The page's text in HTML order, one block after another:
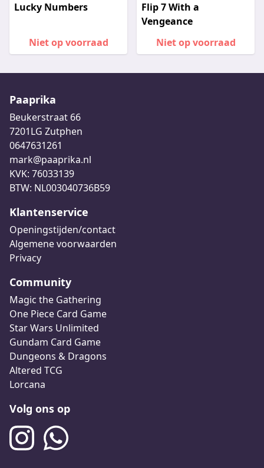
Lucky Numbers
Niet op voorraad
Flip 7 With a
Vengeance
Niet op voorraad
Paaprika
Beukerstraat 66
7201LG Zutphen
0647631261
mark@paaprika.nl
KVK: 76033139
BTW: NL003040736B59
Klantenservice
Openingstijden/contact
Algemene voorwaarden
Privacy
Community
Magic the Gathering
One Piece Card Game
Star Wars Unlimited
Gundam Card Game
Dungeons & Dragons
Altered TCG
Lorcana
Volg ons op